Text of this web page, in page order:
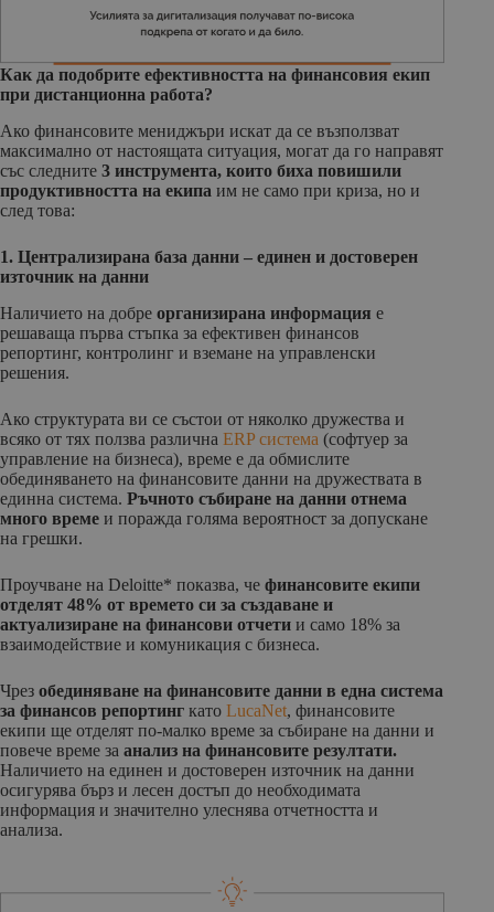
Как да подобрите ефективността на финансовия екип
при дистанционна работа?
Ако финансовите мениджъри искат да се възползват
максимално от настоящата ситуация, могат да го направят
със следните 3 инструмента, които биха повишили
продуктивността на екипа им не само при криза, но и
след това:
1. Централизирана база данни – единен и достоверен
източник на данни
Наличието на добре организирана информация е
решаваща първа стъпка за ефективен финансов
репортинг, контролинг и вземане на управленски
решения.
Ако структурата ви се състои от няколко дружества и
всяко от тях ползва различна ERP система (софтуер за
управление на бизнеса), време е да обмислите
обединяването на финансовите данни на дружествата в
единна система. Ръчното събиране на данни отнема
много време и поражда голяма вероятност за допускане
на грешки.
Проучване на Deloitte* показва, че финансовите екипи
отделят 48% от времето си за създаване и
актуализиране на финансови отчети и само 18% за
взаимодействие и комуникация с бизнеса.
Чрез обединяване на финансовите данни в една система
за финансов репортинг като LucaNet, финансовите
екипи ще отделят по-малко време за събиране на данни и
повече време за анализ на финансовите резултати.
Наличието на единен и достоверен източник на данни
осигурява бърз и лесен достъп до необходимата
информация и значително улеснява отчетността и
анализа.